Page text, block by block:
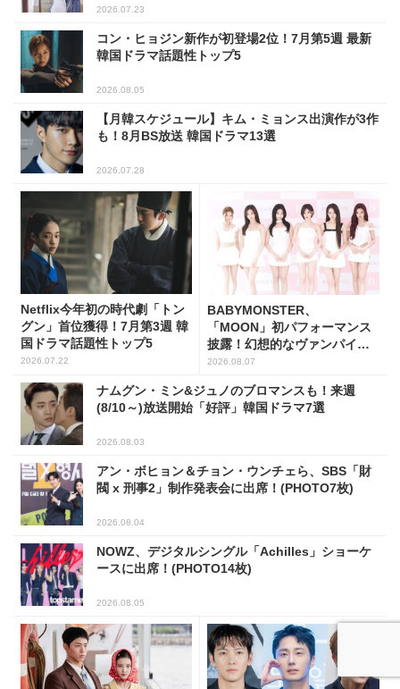
2026.07.23
コン・ヒョジン新作が初登場2位！7月第5週 最新
韓国ドラマ話題性トップ5
2026.08.05
【月韓スケジュール】キム・ミョンス出演作が3作
も！8月BS放送 韓国ドラマ13選
2026.07.28
Netflix今年初の時代劇「トン
グン」首位獲得！7月第3週 韓
国ドラマ話題性トップ5
2026.07.22
BABYMONSTER、
「MOON」初パフォーマンス
披露！幻想的なヴァンパイア
の世界観を表現
2026.08.07
ナムグン・ミン&ジュノのブロマンスも！来週
(8/10～)放送開始「好評」韓国ドラマ7選
2026.08.03
アン・ボヒョン＆チョン・ウンチェら、SBS「財
閥 x 刑事2」制作発表会に出席！(PHOTO7枚)
2026.08.04
NOWZ、デジタルシングル「Achilles」ショーケ
ースに出席！(PHOTO14枚)
2026.08.05